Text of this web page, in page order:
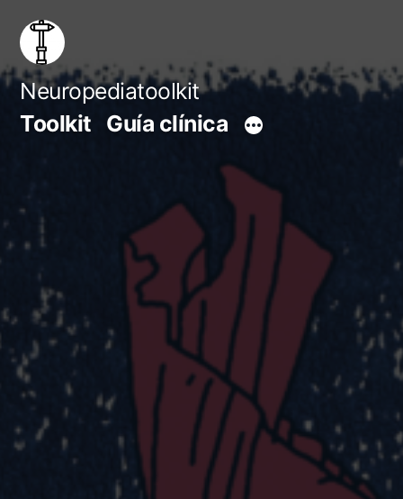
Saltar
contenido
Neuropediatoolkit
Toolkit Guía clínica